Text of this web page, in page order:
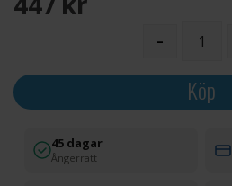
-
Köp
45 dagar
Ångerrätt